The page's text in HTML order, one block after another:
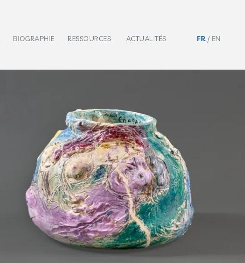
BIOGRAPHIE RESSOURCES ACTUALITÉS FR EN